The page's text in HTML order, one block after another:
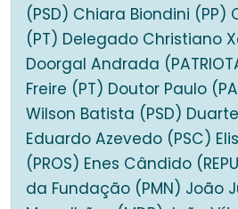
(PSD) Chiara Biondini (PP)
(PT) Delegado Christiano
Doorgal Andrada
Freire (PT) Doutor Paulo
Wilson Batista (PSD)
Eduardo Azevedo (PSC)
(PROS) Enes Cândido
da Fundação (PMN) João